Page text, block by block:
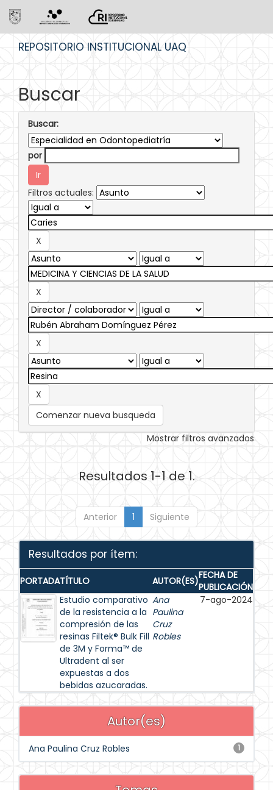
REPOSITORIO INSTITUCIONAL UAQ
Buscar
Buscar:
por
Filtros actuales:
Comenzar nueva busqueda
Mostrar filtros avanzados
Resultados 1-1 de 1.
Anterior 1 Siguiente
Resultados por ítem:
PORTADATÍTULO AUTOR(ES)FECHA DE
PUBLICACIÓN
Estudio comparativo
de la resistencia a la
compresión de las
resinas Filtek® Bulk Fill
de 3M y Forma™ de
Ultradent al ser
expuestas a dos
bebidas azucaradas.
Ana
Paulina
Cruz
Robles
7-ago-2024
Autor(es)
1
Ana Paulina Cruz Robles